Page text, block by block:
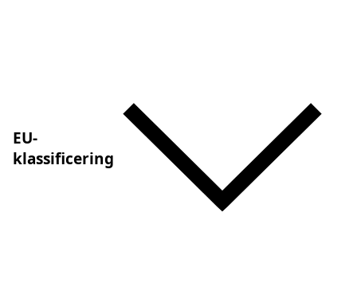
EU-
klassificering